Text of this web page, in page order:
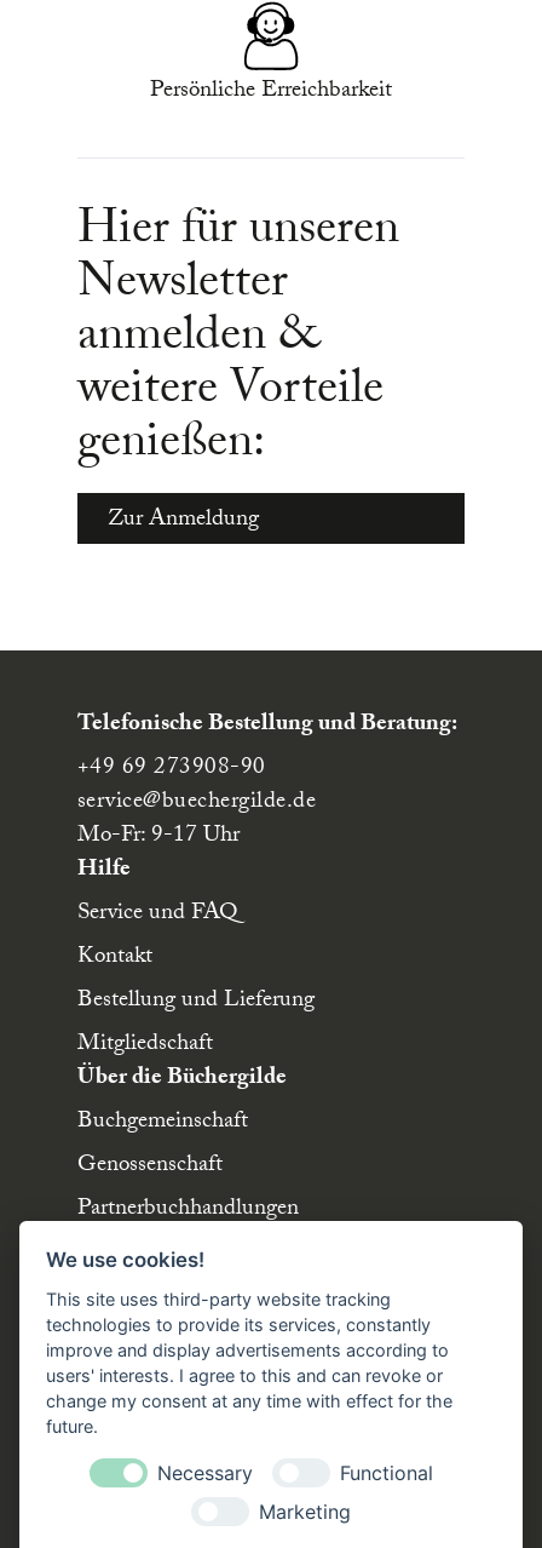
Persönliche Erreichbarkeit
Hier für unseren
Newsletter
anmelden &
weitere Vorteile
genießen:
Zur Anmeldung
Telefonische Bestellung und Beratung:
+49 69 273908-90
service@buechergilde.de
Mo-Fr: 9-17 Uhr
Hilfe
Service und FAQ
Kontakt
Bestellung und Lieferung
Mitgliedschaft
Über die Büchergilde
Buchgemeinschaft
Genossenschaft
Partnerbuchhandlungen
Büchergilde online
Stellenangebote
Folgen Sie uns!
FacebookInstagramYouTubeTikTok
Zustellung durch:
We use cookies!
This site uses third-party website tracking
technologies to provide its services, constantly
improve and display advertisements according to
users' interests. I agree to this and can revoke or
change my consent at any time with effect for the
future.
Necessary
Functional
Marketing